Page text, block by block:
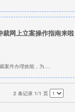
裁网上立案操作指南来
案件办理效能，为....
2 条记录 1/1 页